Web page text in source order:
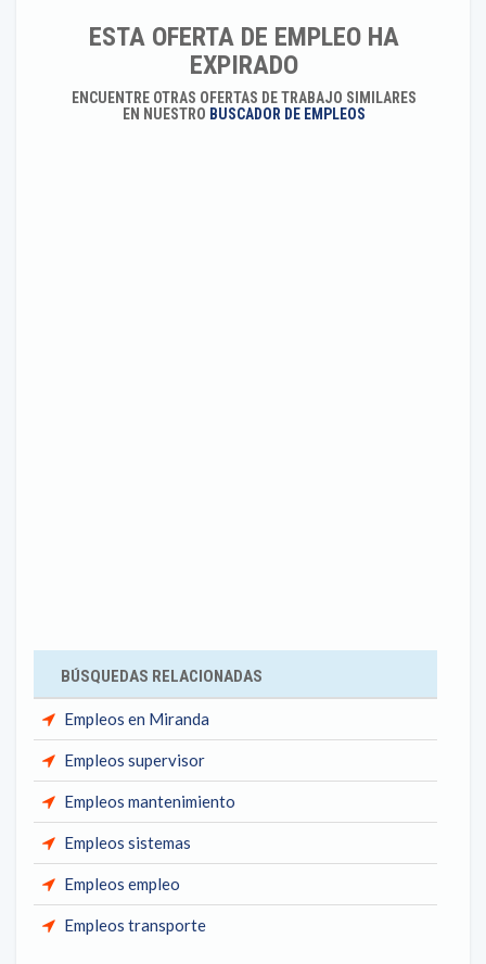
ESTA OFERTA DE EMPLEO HA
EXPIRADO
ENCUENTRE OTRAS OFERTAS DE TRABAJO SIMILARES
EN NUESTRO BUSCADOR DE EMPLEOS
BÚSQUEDAS RELACIONADAS
Empleos en Miranda
Empleos supervisor
Empleos mantenimiento
Empleos sistemas
Empleos empleo
Empleos transporte